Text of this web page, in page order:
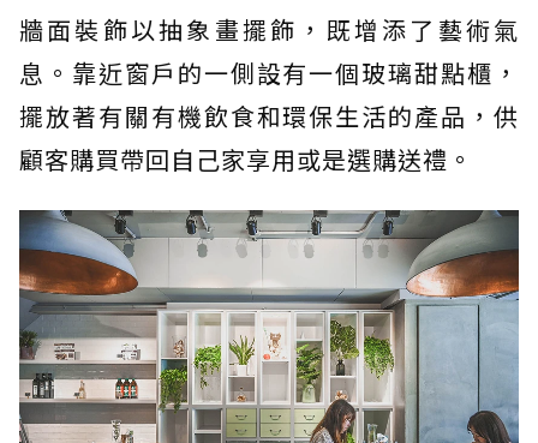
牆面裝飾以抽象畫擺飾，既增添了藝術氣
息。靠近窗戶的一側設有一個玻璃甜點櫃，
擺放著有關有機飲食和環保生活的產品，供
顧客購買帶回自己家享用或是選購送禮。